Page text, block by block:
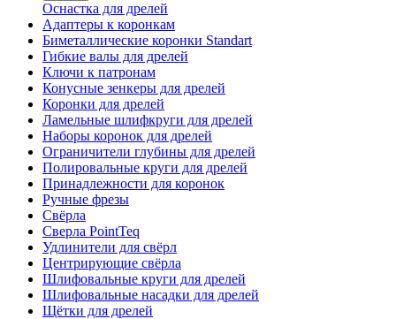
Оснастка для дрелей
Адаптеры к коронкам
Биметаллические коронки Standart
Гибкие валы для дрелей
Ключи к патронам
Конусные зенкеры для дрелей
Коронки для дрелей
Ламельные шлифкруги для дрелей
Наборы коронок для дрелей
Ограничители глубины для дрелей
Полировальные круги для дрелей
Принадлежности для коронок
Ручные фрезы
Свёрла
Сверла PointTeq
Удлинители для свёрл
Центрирующие свёрла
Шлифовальные круги для дрелей
Шлифовальные насадки для дрелей
Щётки для дрелей